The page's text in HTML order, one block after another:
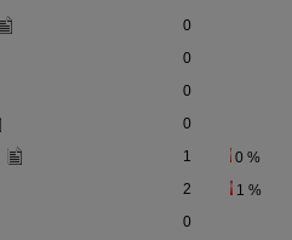
0
0
0
0
1 0 %
2 1 %
0